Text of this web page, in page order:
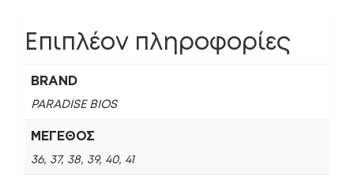
Επιπλέον πληροφορίες
BRAND
PARADISE BIOS
ΜΈΓΕΘΟΣ
36, 37, 38, 39, 40, 41